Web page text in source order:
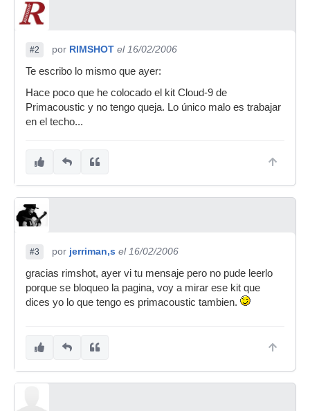
#2 por RIMSHOT el 16/02/2006
Te escribo lo mismo que ayer:
Hace poco que he colocado el kit Cloud-9 de
Primacoustic y no tengo queja. Lo único malo es trabajar
en el techo...
#3 por jerriman,s el 16/02/2006
gracias rimshot, ayer vi tu mensaje pero no pude leerlo
porque se bloqueo la pagina, voy a mirar ese kit que
dices yo lo que tengo es primacoustic tambien.